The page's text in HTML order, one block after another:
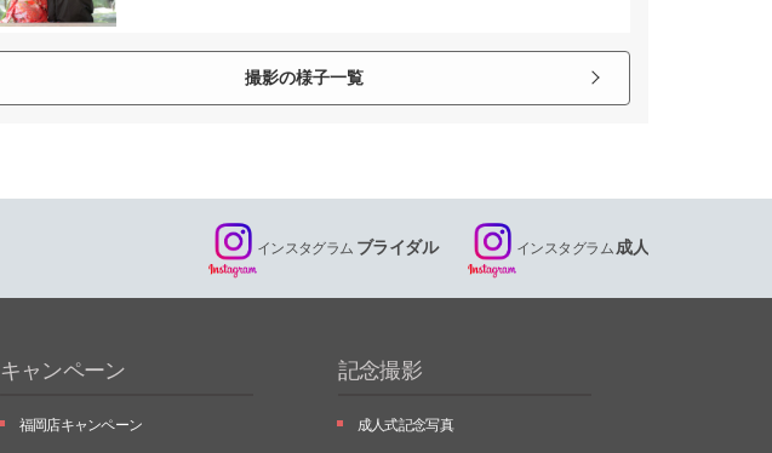
撮影の様子一覧
インスタグラム ブライダル インスタグラム成人
キャンペーン
福岡店キャンペーン
記念撮影
成人式記念写真